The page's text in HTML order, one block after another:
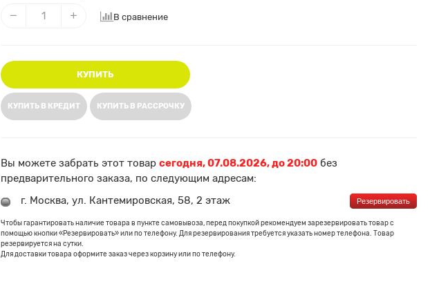
В сравнение
КУПИТЬ
КУПИТЬ В КРЕДИТ КУПИТЬ В РАССРОЧКУ
Вы можете забрать этот товар сегодня, 07.08.2026, до 20:00 без
предварительного заказа, по следующим адресам:
г. Москва, ул. Кантемировская, 58, 2 этаж
Резервировать
Чтобы гарантировать наличие товара в пункте самовывоза, перед покупкой рекомендуем зарезервировать товар с
помощью кнопки «Резервировать» или по телефону. Для резервирования требуется указать номер телефона. Товар
резервируется на сутки.
Для доставки товара оформите заказ через корзину или по телефону.